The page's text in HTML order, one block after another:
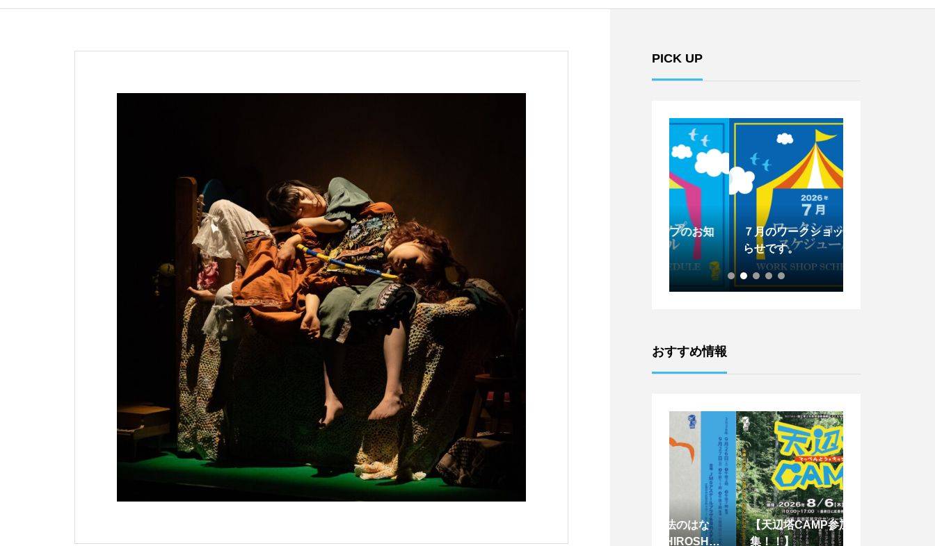
PICK UP
4月のワークショップのお知
らせです。
７月のワークショップのお知
らせです。
おすすめ情報
ークショップ開催！！】
し』凪の演劇祭〜HIROSHIM
【天辺塔CAMP参加者募
集！！】